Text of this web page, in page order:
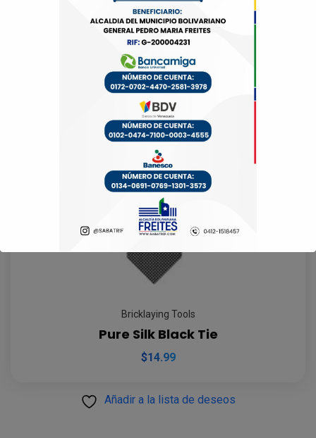
Bricklaying Tools
Pure Silk Black Tie
$14.99
Añadir a la lista de deseos